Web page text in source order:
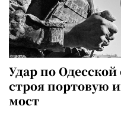
Удар по
строя портовую
мост